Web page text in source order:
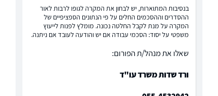
בנסיבות המתוארות, יש לבחון את המקרה לגופו לרבות לאור
ההסדרים וההסכמים החלים על פי הנתונים הספציפיים של
המקרה על מנת לקבל החלטה נכונה. מומלץ לפנות לייעוץ
משפטי על יסוד: הסכמי עבודה אם יש והודעה לעובד אם ניתנה.
שאלו את מנהל/ת הפורום:
ורד שדות משרד עו"ד